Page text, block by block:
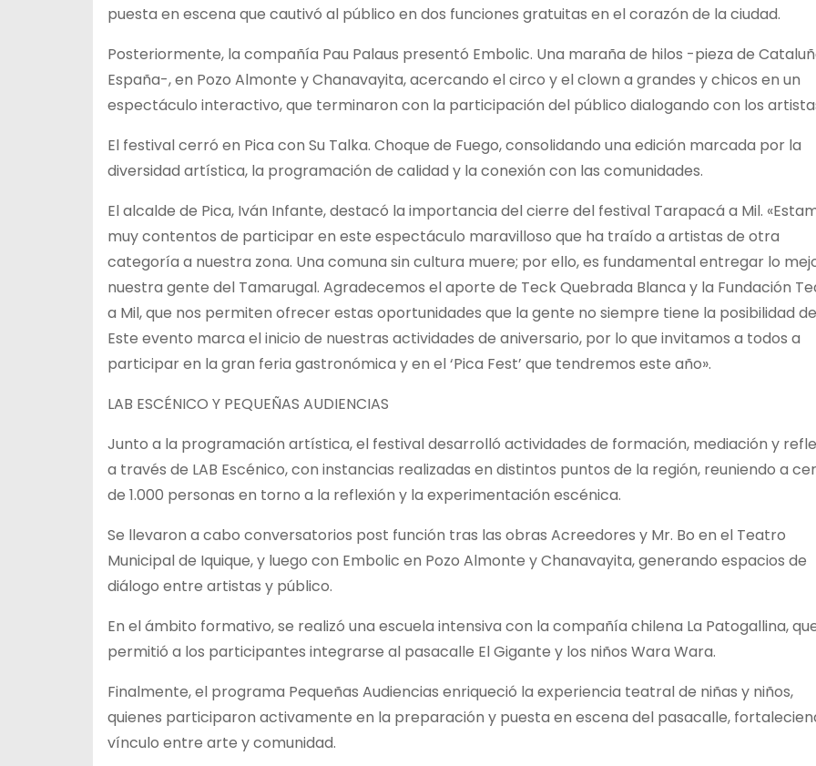
puesta en escena que cautivó al público en dos funciones gratuitas en el corazón de la ciudad.
Posteriormente, la compañía Pau Palaus presentó Embolic. Una maraña de hilos -pieza de
España-, en Pozo Almonte y Chanavayita, acercando el circo y el clown a grandes y chicos en un
espectáculo interactivo, que terminaron con la participación del público dialogando con los
El festival cerró en Pica con Su Talka. Choque de Fuego, consolidando una edición marcada por la
diversidad artística, la programación de calidad y la conexión con las comunidades.
El alcalde de Pica, Iván Infante, destacó la importancia del cierre del festival Tarapacá a Mil.
muy contentos de participar en este espectáculo maravilloso que ha traído a artistas de otra
categoría a nuestra zona. Una comuna sin cultura muere; por ello, es fundamental entregar lo
nuestra gente del Tamarugal. Agradecemos el aporte de Teck Quebrada Blanca y la Fundación
a Mil, que nos permiten ofrecer estas oportunidades que la gente no siempre tiene la posibilidad
Este evento marca el inicio de nuestras actividades de aniversario, por lo que invitamos a todos a
participar en la gran feria gastronómica y en el ‘Pica Fest’ que tendremos este año».
LAB ESCÉNICO Y PEQUEÑAS AUDIENCIAS
Junto a la programación artística, el festival desarrolló actividades de formación, mediación y
a través de LAB Escénico, con instancias realizadas en distintos puntos de la región, reuniendo a
de 1.000 personas en torno a la reflexión y la experimentación escénica.
Se llevaron a cabo conversatorios post función tras las obras Acreedores y Mr. Bo en el Teatro
Municipal de Iquique, y luego con Embolic en Pozo Almonte y Chanavayita, generando espacios de
diálogo entre artistas y público.
En el ámbito formativo, se realizó una escuela intensiva con la compañía chilena La Patogallina,
permitió a los participantes integrarse al pasacalle El Gigante y los niños Wara Wara.
Finalmente, el programa Pequeñas Audiencias enriqueció la experiencia teatral de niñas y niños,
quienes participaron activamente en la preparación y puesta en escena del pasacalle,
vínculo entre arte y comunidad.